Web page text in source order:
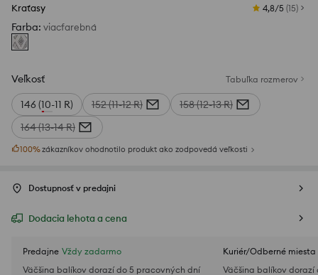
Kraťasy 4,8/5 (15)
Farba: viacfarebná
Veľkosť Tabuľka rozmerov
146 (10-11 R) 152 (11-12 R)
158 (12-13 R)
164 (13-14 R)
100%zákazníkov ohodnotilo produkt ako zodpovedá veľkosti
Dostupnosť v predajni
Dodacia lehota a cena
Predajne Vždy zadarmo
Väčšina balíkov dorazí do 5 pracovných dní
Kuriér/Odberné miesta
Väčšina balíkov